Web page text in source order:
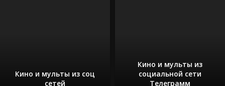
Кино и мульты из соц
сетей
Кино и мульты из
социальной сети
Телеграмм